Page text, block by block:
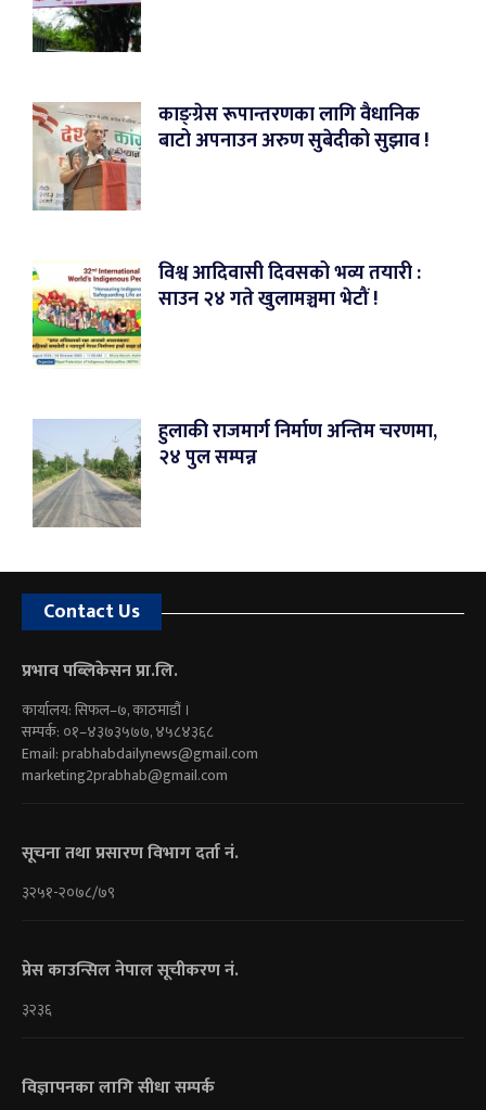
काङ्ग्रेस रूपान्तरणका लागि वैधानिक
बाटो अपनाउन अरुण सुबेदीको सुझाव !
विश्व आदिवासी दिवसको भव्य तयारी :
साउन २४ गते खुलामञ्चमा भेटौं !
हुलाकी राजमार्ग निर्माण अन्तिम चरणमा,
२४ पुल सम्पन्न
Contact Us
प्रभाव पब्लिकेसन प्रा.लि.
कार्यालय: सिफल–७, काठमाडौं ।
सम्पर्क: ०१–४३७३५७७, ४५८४३६८
Email:prabhabdailynews@gmail.com
marketing2prabhab@gmail.com
सूचना तथा प्रसारण विभाग दर्ता नं.
३२५१-२०७८/७९
प्रेस काउन्सिल नेपाल सूचीकरण नं.
३२३६
विज्ञापनका लागि सीधा सम्पर्क